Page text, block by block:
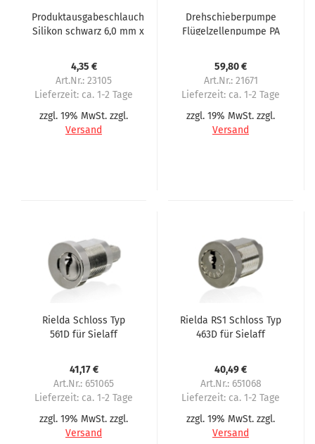
Produktausgabeschlauch
Silikon schwarz 6,0 mm x
4,35 €
Art.Nr.: 23105
Lieferzeit: ca. 1-2 Tage
zzgl. 19% MwSt. zzgl.
Versand
Drehschieberpumpe
Flügelzellenpumpe PA
59,80 €
Art.Nr.: 21671
Lieferzeit: ca. 1-2 Tage
zzgl. 19% MwSt. zzgl.
Versand
Rielda Schloss Typ
561D für Sielaff
41,17 €
Art.Nr.: 651065
Lieferzeit: ca. 1-2 Tage
zzgl. 19% MwSt. zzgl.
Versand
Rielda RS1 Schloss Typ
463D für Sielaff
40,49 €
Art.Nr.: 651068
Lieferzeit: ca. 1-2 Tage
zzgl. 19% MwSt. zzgl.
Versand